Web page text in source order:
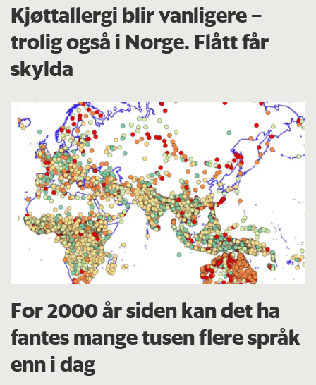
Kjøttallergi blir vanligere –
trolig også i Norge. Flått får
skylda
For 2000 år siden kan det ha
fantes mange tusen flere språk
enn i dag